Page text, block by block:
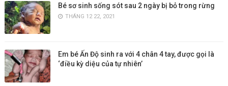
Bé sơ sinh sống sót sau 2 ngày bị bỏ trong rừng
THÁNG 12 22, 2021
Em bé Ấn Độ sinh ra với 4 chân 4 tay, được gọi là
‘điều kỳ diệu của tự nhiên’